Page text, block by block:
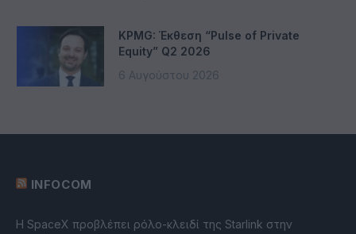
KPMG: Έκθεση “Pulse of Private
Equity” Q2 2026
6 Αυγούστου 2026
INFOCOM
Η SpaceX προβλέπει ρόλο-κλειδί της Starlink στην